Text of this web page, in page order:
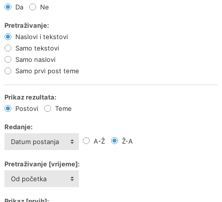
Da
Ne
Pretraživanje:
Naslovi i tekstovi
Samo tekstovi
Samo naslovi
Samo prvi post teme
Prikaz rezultata:
Postovi
Teme
Redanje:
Datum postanja
A-Ž Ž-A
Pretraživanje [vrijeme]:
Od početka